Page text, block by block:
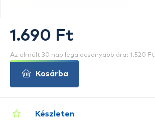
Készleten
1.690 Ft
Az elmúlt 30 nap legalacsonyabb ára: 1.520 Ft
Kosárba